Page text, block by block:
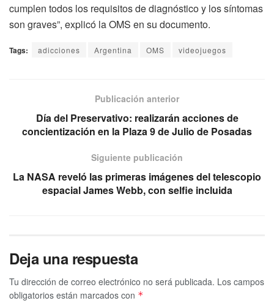
cumplen todos los requisitos de diagnóstico y los síntomas
son graves”, explicó la OMS en su documento.
Tags: adicciones Argentina OMS videojuegos
Publicación anterior
Día del Preservativo: realizarán acciones de
concientización en la Plaza 9 de Julio de Posadas
Siguiente publicación
La NASA reveló las primeras imágenes del telescopio
espacial James Webb, con selfie incluida
Deja una respuesta
Tu dirección de correo electrónico no será publicada. Los campos
obligatorios están marcados con *